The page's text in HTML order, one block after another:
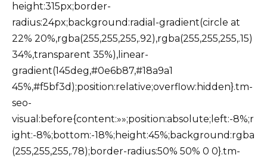
height:315px;border-
radius:24px;background:radial-gradient(circle at
22% 20%,rgba(255,255,255,.92),rgba(255,255,255,.15)
34%,transparent 35%),linear-
gradient(145deg,#0e6b87,#18a9a1
45%,#f5bf3d);position:relative;overflow:hidden}.tm-
seo-
visual:before{content:»»;position:absolute;left:-8%;r
ight:-8%;bottom:-18%;height:45%;background:rgba
(255,255,255,.78);border-radius:50% 50% 0 0}.tm-